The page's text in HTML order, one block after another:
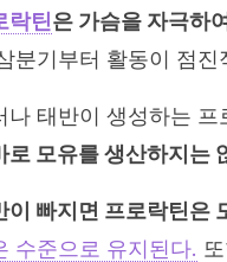
락틴은 가슴을 자극하
분기부터 활동이 점진
나 태반이 생성하는
로 모유를 생산하지는
이 빠지면 프로락틴은
수준으로 유지된다.